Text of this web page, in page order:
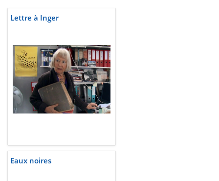
Lettre à Inger
Eaux noires